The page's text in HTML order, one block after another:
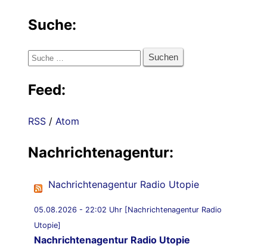
Suche:
Suche
Feed:
RSS / Atom
Nachrichtenagentur:
Nachrichtenagentur Radio Utopie
05.08.2026 - 22:02 Uhr [Nachrichtenagentur Radio
Utopie]
Nachrichtenagentur Radio Utopie